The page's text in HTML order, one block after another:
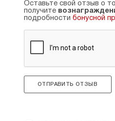
Оставьте свой отзыв о
получите
подробности бонусной
ОТПРАВИТЬ ОТЗЫВ